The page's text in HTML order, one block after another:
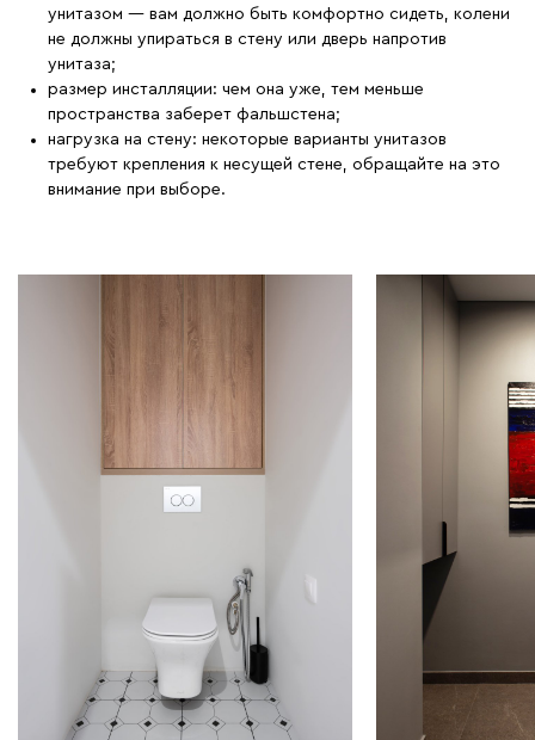
унитазом — вам должно быть комфортно сидеть, колени
не должны упираться в стену или дверь напротив
унитаза;
размер инсталляции: чем она уже, тем меньше
пространства заберет фальшстена;
нагрузка на стену: некоторые варианты унитазов
требуют крепления к несущей стене, обращайте на это
внимание при выборе.